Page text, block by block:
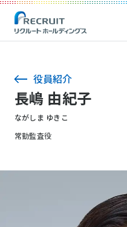
役員紹介
長嶋 由紀子
ながしま ゆきこ
常勤監査役